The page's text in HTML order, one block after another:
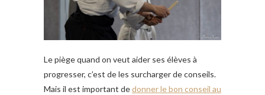
Le piège quand on veut aider ses élèves à
progresser, c’est de les surcharger de conseils.
Mais il est important dedonner le bon conseil au